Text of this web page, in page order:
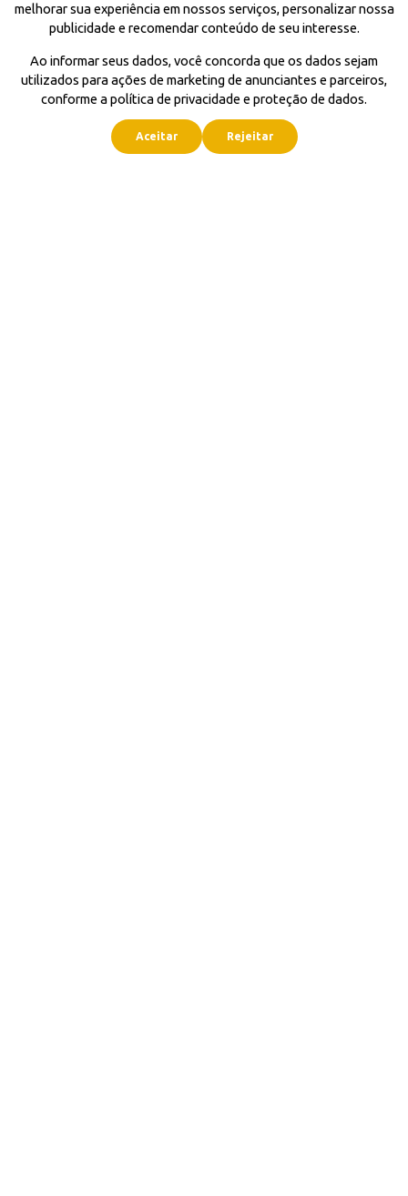
melhorar sua experiência em nossos serviços, personalizar nossa
publicidade e recomendar conteúdo de seu interesse.
Ao informar seus dados, você concorda que os dados sejam
utilizados para ações de marketing de anunciantes e parceiros,
conforme a política de privacidade e proteção de dados.
Aceitar Rejeitar